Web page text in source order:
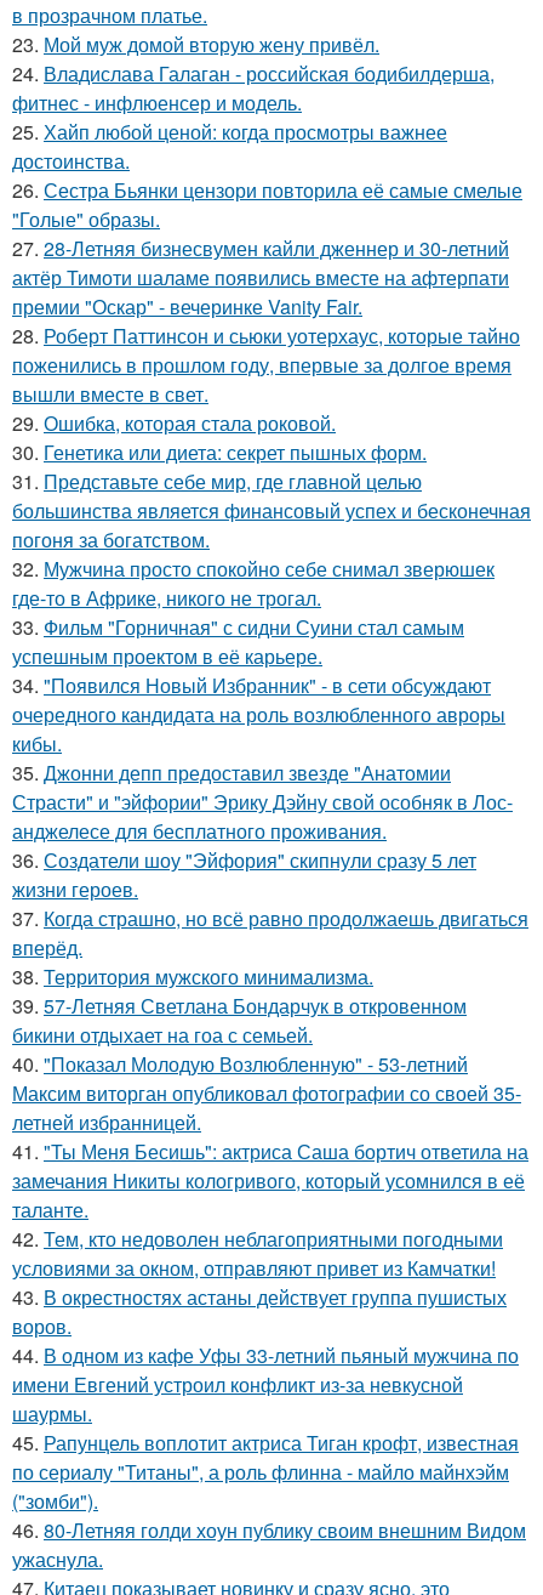
в прозрачном платье.
23. Мой муж домой вторую жену привёл.
24. Владислава Галаган - российская бодибилдерша,
фитнес - инфлюенсер и модель.
25. Хайп любой ценой: когда просмотры важнее
достоинства.
26. Сестра Бьянки цензори повторила её самые смелые
"Голые" образы.
27. 28-Летняя бизнесвумен кайли дженнер и 30-летний
актёр Тимоти шаламе появились вместе на афтерпати
премии "Оскар" - вечеринке Vanity Fair.
28. Роберт Паттинсон и сьюки уотерхаус, которые тайно
поженились в прошлом году, впервые за долгое время
вышли вместе в свет.
29. Ошибка, которая стала роковой.
30. Генетика или диета: секрет пышных форм.
31. Представьте себе мир, где главной целью
большинства является финансовый успех и бесконечная
погоня за богатством.
32. Мужчина просто спокойно себе снимал зверюшек
где-то в Африке, никого не трогал.
33. Фильм "Горничная" с сидни Суини стал самым
успешным проектом в её карьере.
34. "Появился Новый Избранник" - в сети обсуждают
очередного кандидата на роль возлюбленного авроры
кибы.
35. Джонни депп предоставил звезде "Анатомии
Страсти" и "эйфории" Эрику Дэйну свой особняк в Лос-
анджелесе для бесплатного проживания.
36. Создатели шоу "Эйфория" скипнули сразу 5 лет
жизни героев.
37. Когда страшно, но всё равно продолжаешь двигаться
вперёд.
38. Территория мужского минимализма.
39. 57-Летняя Светлана Бондарчук в откровенном
бикини отдыхает на гоа с семьей.
40. "Показал Молодую Возлюбленную" - 53-летний
Максим виторган опубликовал фотографии со своей 35-
летней избранницей.
41. "Ты Меня Бесишь": актриса Саша бортич ответила на
замечания Никиты кологривого, который усомнился в её
таланте.
42. Тем, кто недоволен неблагоприятными погодными
условиями за окном, отправляют привет из Камчатки!
43. В окрестностях астаны действует группа пушистых
воров.
44. В одном из кафе Уфы 33-летний пьяный мужчина по
имени Евгений устроил конфликт из-за невкусной
шаурмы.
45. Рапунцель воплотит актриса Тиган крофт, известная
по сериалу "Титаны", а роль флинна - майло майнхэйм
("зомби").
46. 80-Летняя голди хоун публику своим внешним Видом
ужаснула.
47. Китаец показывает новинку и сразу ясно, это